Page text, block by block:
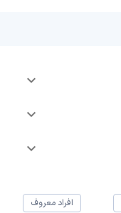
افراد معروف